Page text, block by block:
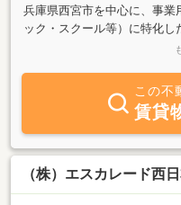
兵庫県西宮市を中心に、事業
ック・スクール等）に特化
ィエステートです。開業・
サイトに掲載されない水面
ます。士業や設計・施工会
備までワンストップで対応
で検索公式HPにて西宮の事
この不
賃貸
（株）エスカレード西